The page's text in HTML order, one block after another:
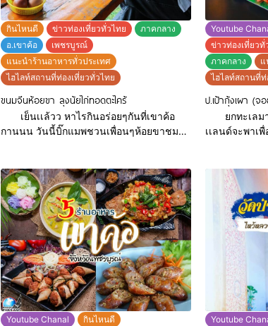
กินไหนดี ข่าวท่องเที่ยวทั่วไทย
ภาคกลาง
อ.เขาค้อ
เพชรบูรณ์
แนะนำร้านอาหารทั่วประเทศ
ไฮไลท์สถานที่ท่องเที่ยวทั่วไทย
ขนมจีนห้อยขา ลุงน้ยไก่ทอดตะไคร้
เย็นเเล้วว หาไรกินอร่อยๆกันที่เขาค้อ
กานนน วันนี้บิ๊กแมพชวนเพื่อนๆห้อยขาชม
ตะไคร้ในราคาที่เป็นกันเองสุดๆๆ พบกันกับ
ร้าน ลุงน้อย ไก่ทอดตะไคร้ ส้มตำ เขาค้อ เป็น
ร้านอาหารอีสานสุดแซ่บ ที่มีทั้งส้มตำ อาหาร
ผัด ทอด ต้ม และยำ มาครบทุกเมนู และที่เด็ด
สุดๆก็คือ ขนมจีน 7 สี พร้อมน้ำยาอีก 3 ชุดไป
เลย ในราคาที่เริ่มต้นหลักสิบเท่
Youtube
ข่าวท่องเที่ยวทั่
ภาคกลาง
แ
ไฮไลท์สถานที่ท่
ป.เป้ากุ้งเผา (
ยกทะเลมา
เเลนด์จะพาเ
ร้านนี้เหมือนย
กุ้งตัวโต ปูเนื้
ประจำร้านที่
กันให้จุกๆไปเ
อยุธยาอย่าลืม
สะอาด บริกา
Youtube Chanal
กินไหนดี
Youtube